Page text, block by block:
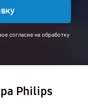
согласие на обработку
Philips